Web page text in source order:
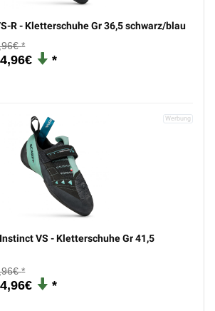
R - Kletterschuhe Gr 36,5 schwarz/blau
VS - Kletterschuhe Gr 41,5